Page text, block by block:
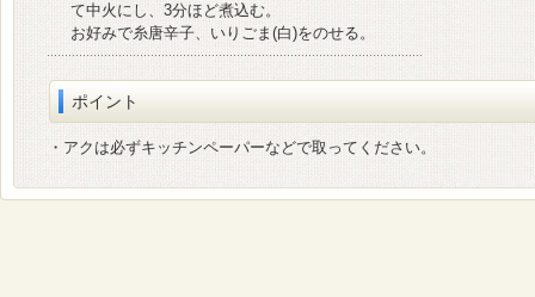
て中火にし、3分ほど煮込む。
お好みで糸唐辛子、いりごま(白)をのせる。
ポイント
・アクは必ずキッチンペーパーなどで取ってください。